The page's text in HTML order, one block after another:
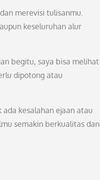
merevisi tulisanmu.
keseluruhan alur
begitu, saya bisa melihat
dipotong atau
kesalahan ejaan atau
semakin berkualitas dan